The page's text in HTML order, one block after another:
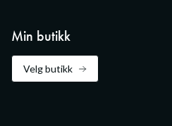
Min butikk
Velg butikk